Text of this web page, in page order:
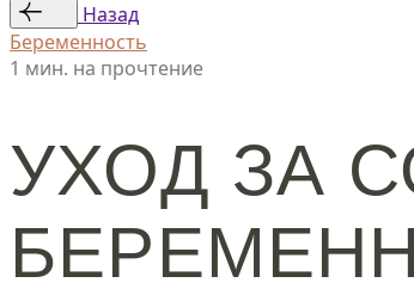
Назад
Беременность
1 мин. на прочтение
УХОД ЗА